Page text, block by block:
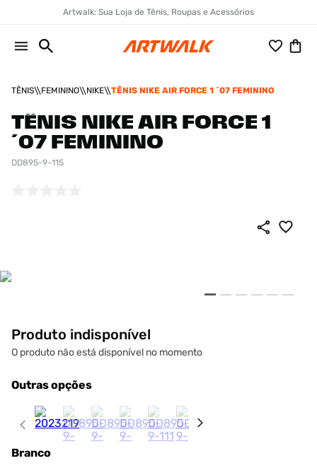
Artwalk: Sua Loja de Tênis, Roupas e Acessórios
TÊNIS FEMININO NIKE TÊNIS NIKE AIR FORCE 1 ´07 FEMININO
TÊNIS NIKE AIR FORCE 1
´07 FEMININO
DD895-9-115
Produto indisponível
O produto não está disponível no momento
Outras opções
Branco